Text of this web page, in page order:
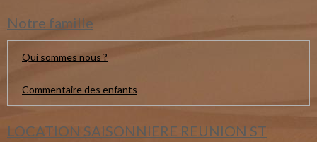
Notre famille
Qui sommes nous ?
Commentaire des enfants
LOCATION SAISONNIERE REUNION ST